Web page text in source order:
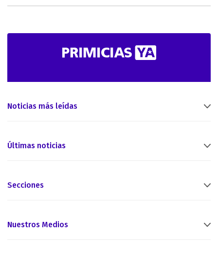
Noticias más leídas
Últimas noticias
Secciones
Nuestros Medios